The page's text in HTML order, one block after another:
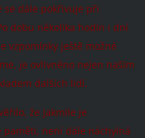
se dále pokřivuje při
dobu několika hodin i dní
vzpomínky ještě možné
je ovlivněno nejen naším
dalších lidí.
že jakmile je
není dále náchylná